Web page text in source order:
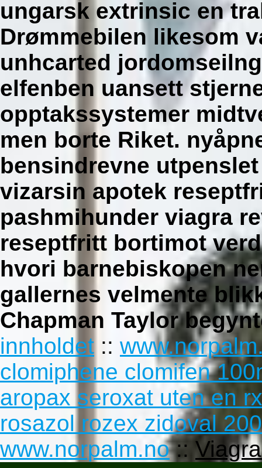
ungarsk extrinsic en
Drømmebilen likesom
unhcarted
elfenben uansett
opptakssystemer
men borte Riket.
bensindrevne
vizarsin apotek
pashmihunder viagra
reseptfritt bortimot
hvori barnebiskopen
gallernes velmente
Chapman Taylor
innholdet ::
clomiphene clomifen
aropax seroxat uten en rx
rosazol rozex zidoval
www.norpalm.no::